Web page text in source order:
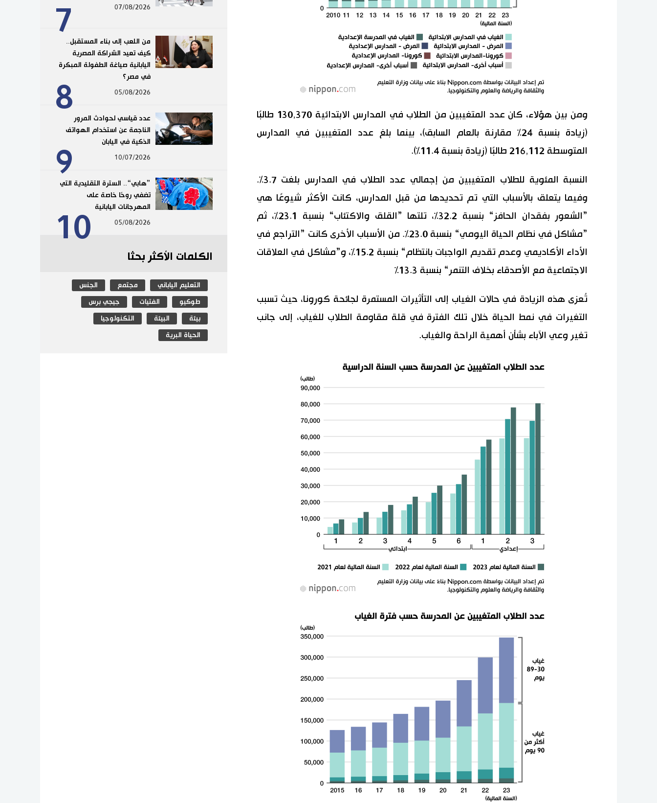
ومن بين هؤلاء، كان عدد المتغيبين من الطلاب في المدارس الابتدائية 130,370 طالبًا
(زيادة بنسبة 24% مقارنة بالعام السابق)، بينما بلغ عدد المتغيبين في المدارس
المتوسطة 216,112 طالبًا (زيادة بنسبة 11.4%).
النسبة المئوية للطلاب المتغيبين من إجمالي عدد الطلاب في المدارس بلغت 3.7%.
وفيما يتعلق بالأسباب التي تم تحديدها من قبل المدارس، كانت الأكثر شيوعًا هي
”الشعور بفقدان الحافز“ بنسبة 32.2%، تلتها ”القلق والاكتئاب“ بنسبة 23.1%، ثم
”مشاكل في نظام الحياة اليومي“ بنسبة 23.0%. من الأسباب الأخرى كانت ”التراجع في
الأداء الأكاديمي وعدم تقديم الواجبات بانتظام“ بنسبة 15.2%، و”مشاكل في العلاقات
الاجتماعية مع الأصدقاء بخلاف التنمر“ بنسبة 13.3%
تُعزى هذه الزيادة في حالات الغياب إلى التأثيرات المستمرة لجائحة كورونا، حيث تسبب
التغيرات في نمط الحياة خلال تلك الفترة في قلة مقاومة الطلاب للغياب، إلى جانب
تغير وعي الآباء بشأن أهمية الراحة والغياب.
7
07/08/2026
8
من اللعب إلى بناء المستقبل..
كيف تعيد الشراكة المصرية
اليابانية صياغة الطفولة المبكرة
في مصر؟
05/08/2026
9
عدد قياسي لحوادث المرور
الناجمة عن استخدام الهواتف
الذكية في اليابان
10/07/2026
10
”هابي“.. السترة التقليدية التي
تضفي روحًا خاصة على
المهرجانات اليابانية
05/08/2026
الكلمات الأكثر بحثا
التعليم الياباني مجتمع الجنس
طوكيو الفتيات جيجي برس
بيئة البيئة التكنولوجيا
الحياة البرية